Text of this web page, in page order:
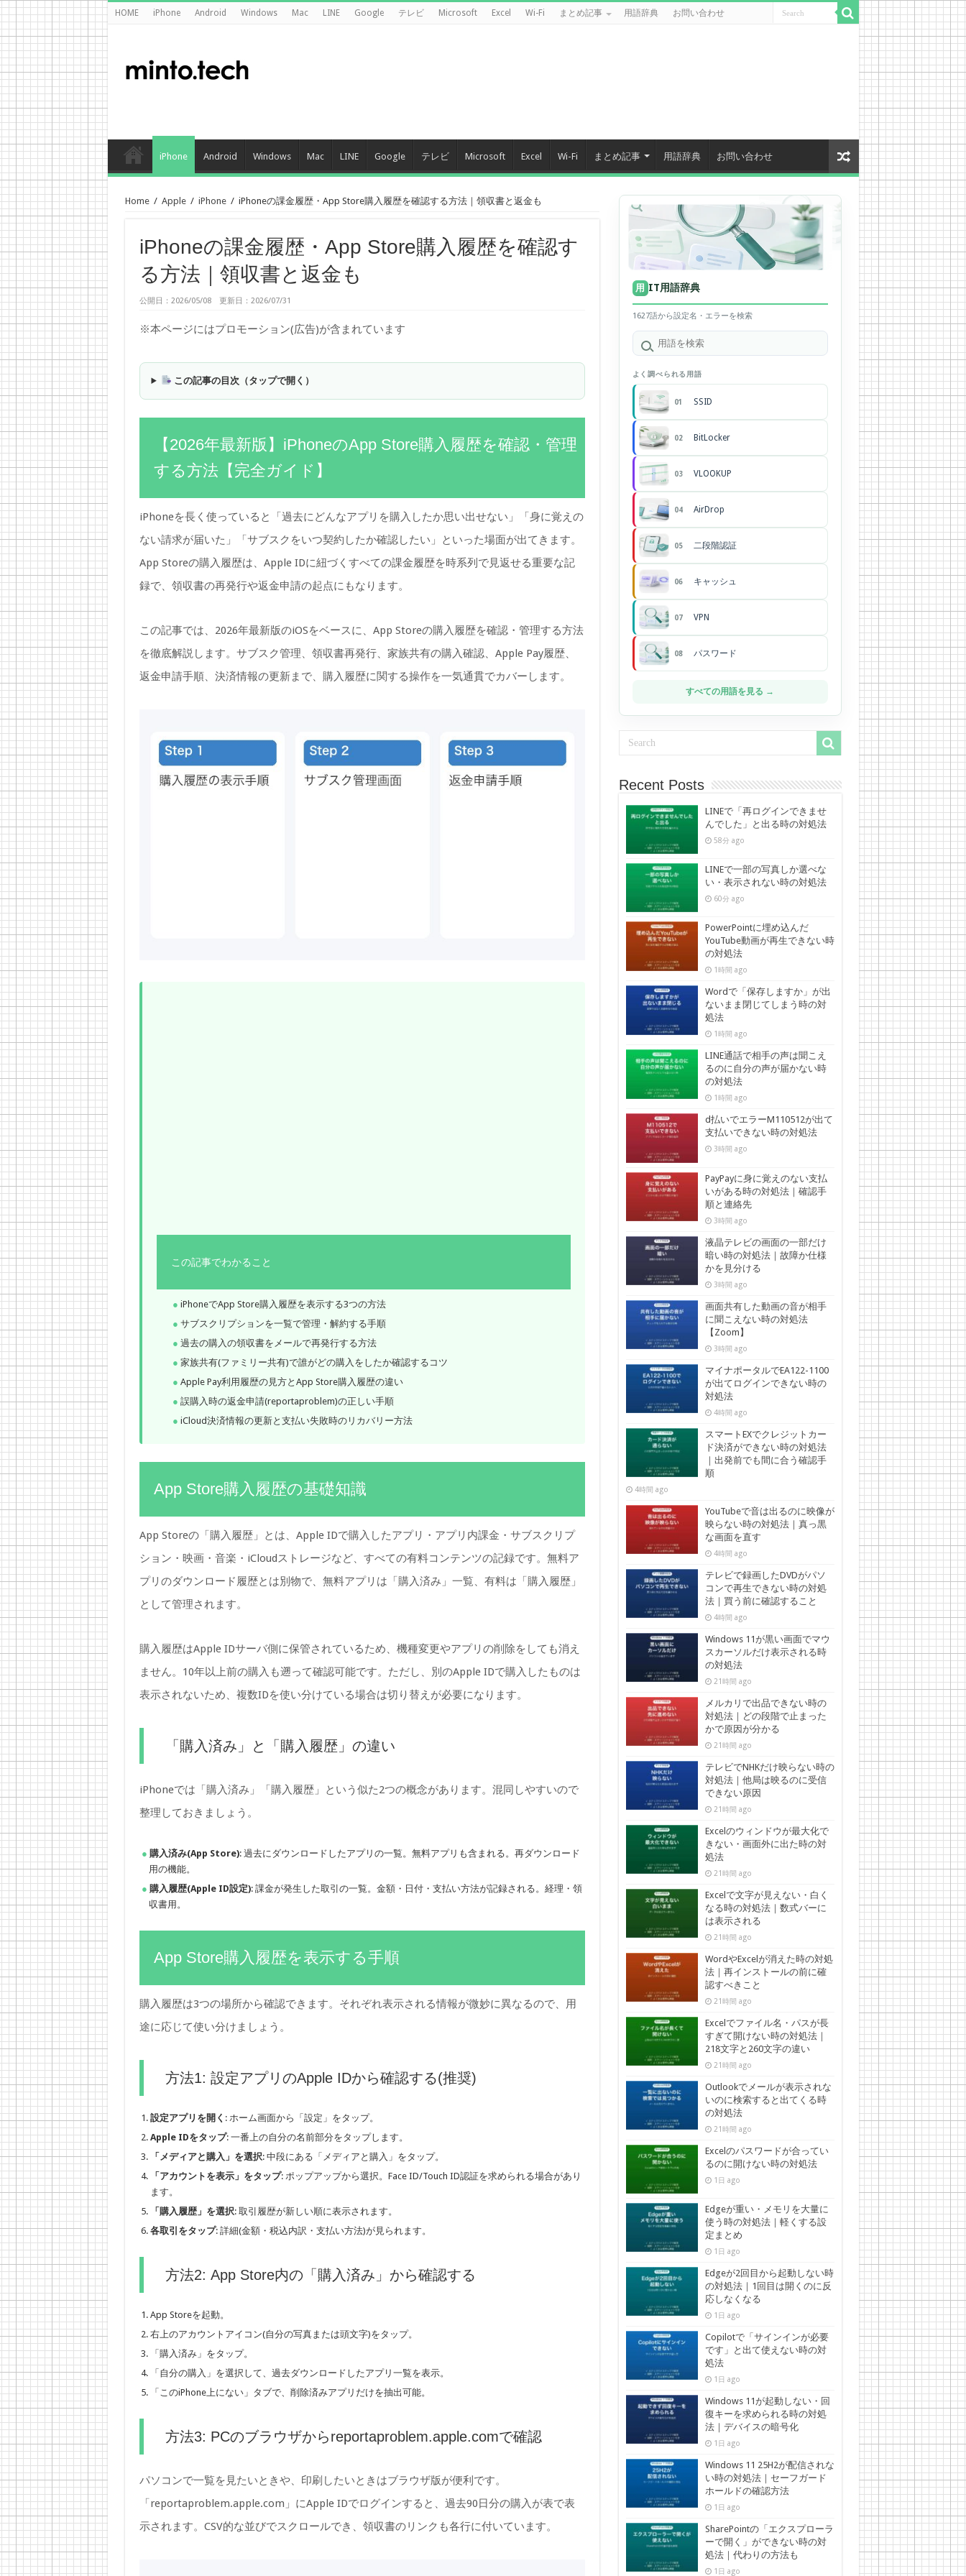
HOME iPhone Android Windows Mac LINE Google テレビ Microsoft Excel Wi-Fi まとめ記事 用語辞典 お問い合わせ
iPhone Android Windows Mac LINE Google テレビ Microsoft Excel Wi-Fi まとめ記事 用語辞典 お問い合わせ
Home / Apple / iPhone / iPhoneの課金履歴・App Store購入履歴を確認する方法｜領収書と返金も
iPhoneの課金履歴・App Store購入履歴を確認す
る方法｜領収書と返金も
公開日：2026/05/08 更新日：2026/07/31
※本ページにはプロモーション(広告)が含まれています
この記事の目次（タップで開く）
【2026年最新版】iPhoneのApp Store購入履歴を確認・管理
する方法【完全ガイド】
iPhoneを長く使っていると「過去にどんなアプリを購入したか思い出せない」「身に覚えの
ない請求が届いた」「サブスクをいつ契約したか確認したい」といった場面が出てきます。
App Storeの購入履歴は、Apple IDに紐づくすべての課金履歴を時系列で見返せる重要な記
録で、領収書の再発行や返金申請の起点にもなります。
この記事では、2026年最新版のiOSをベースに、App Storeの購入履歴を確認・管理する方法
を徹底解説します。サブスク管理、領収書再発行、家族共有の購入確認、Apple Pay履歴、
返金申請手順、決済情報の更新まで、購入履歴に関する操作を一気通貫でカバーします。
この記事でわかること
iPhoneでApp Store購入履歴を表示する3つの方法
サブスクリプションを一覧で管理・解約する手順
過去の購入の領収書をメールで再発行する方法
家族共有(ファミリー共有)で誰がどの購入をしたか確認するコツ
Apple Pay利用履歴の見方とApp Store購入履歴の違い
誤購入時の返金申請(reportaproblem)の正しい手順
iCloud決済情報の更新と支払い失敗時のリカバリー方法
App Store購入履歴の基礎知識
App Storeの「購入履歴」とは、Apple IDで購入したアプリ・アプリ内課金・サブスクリプ
ション・映画・音楽・iCloudストレージなど、すべての有料コンテンツの記録です。無料ア
プリのダウンロード履歴とは別物で、無料アプリは「購入済み」一覧、有料は「購入履歴」
として管理されます。
購入履歴はApple IDサーバ側に保管されているため、機種変更やアプリの削除をしても消え
ません。10年以上前の購入も遡って確認可能です。ただし、別のApple IDで購入したものは
表示されないため、複数IDを使い分けている場合は切り替えが必要になります。
「購入済み」と「購入履歴」の違い
iPhoneでは「購入済み」「購入履歴」という似た2つの概念があります。混同しやすいので
整理しておきましょう。
購入済み(App Store): 過去にダウンロードしたアプリの一覧。無料アプリも含まれる。再ダウンロード
用の機能。
購入履歴(Apple ID設定): 課金が発生した取引の一覧。金額・日付・支払い方法が記録される。経理・領
収書用。
App Store購入履歴を表示する手順
購入履歴は3つの場所から確認できます。それぞれ表示される情報が微妙に異なるので、用
途に応じて使い分けましょう。
方法1: 設定アプリのApple IDから確認する(推奨)
設定アプリを開く : ホーム画面から「設定」をタップ。
Apple IDをタップ: 一番上の自分の名前部分をタップします。
「メディアと購入」を選択: 中段にある「メディアと購入」をタップ。
「アカウントを表示」をタップ: ポップアップから選択。Face ID/Touch ID認証を求められる場合があり
ます。
「購入履歴」を選択: 取引履歴が新しい順に表示されます。
各取引をタップ: 詳細(金額・税込内訳・支払い方法)が見られます。
方法2: App Store内の「購入済み」から確認する
App Storeを起動。
右上のアカウントアイコン(自分の写真または頭文字)をタップ。
「購入済み」をタップ。
「自分の購入」を選択して、過去ダウンロードしたアプリ一覧を表示。
「このiPhone上にない」タブで、削除済みアプリだけを抽出可能。
方法3: PCのブラウザからreportaproblem.apple.comで確認
パソコンで一覧を見たいときや、印刷したいときはブラウザ版が便利です。
「reportaproblem.apple.com」にApple IDでログインすると、過去90日分の購入が表で表
示されます。CSV的な並びでスクロールでき、領収書のリンクも各行に付いています。
用 IT用語辞典
1627語から設定名・エラーを検索
よく調べられる用語
01 SSID
02 BitLocker
03 VLOOKUP
04 AirDrop
05 二段階認証
06 キャッシュ
07 VPN
08 パスワード
すべての用語を見る →
Recent Posts
LINEで「再ログインできませ
んでした」と出る時の対処法
58分 ago
LINEで一部の写真しか選べな
い・表示されない時の対処法
60分 ago
PowerPointに埋め込んだ
YouTube動画が再生できない時
の対処法
1時間 ago
Wordで「保存しますか」が出
ないまま閉じてしまう時の対
処法
1時間 ago
LINE通話で相手の声は聞こえ
るのに自分の声が届かない時
の対処法
1時間 ago
d払いでエラーM110512が出て
支払いできない時の対処法
3時間 ago
PayPayに身に覚えのない支払
いがある時の対処法｜確認手
順と連絡先
3時間 ago
液晶テレビの画面の一部だけ
暗い時の対処法｜故障か仕様
かを見分ける
3時間 ago
画面共有した動画の音が相手
に聞こえない時の対処法
【Zoom】
3時間 ago
マイナポータルでEA122-1100
が出てログインできない時の
対処法
4時間 ago
スマートEXでクレジットカー
ド決済ができない時の対処法
｜出発前でも間に合う確認手
順
4時間 ago
YouTubeで音は出るのに映像が
映らない時の対処法｜真っ黒
な画面を直す
4時間 ago
テレビで録画したDVDがパソ
コンで再生できない時の対処
法｜買う前に確認すること
4時間 ago
Windows 11が黒い画面でマウ
スカーソルだけ表示される時
の対処法
21時間 ago
メルカリで出品できない時の
対処法｜どの段階で止まった
かで原因が分かる
21時間 ago
テレビでNHKだけ映らない時の
対処法｜他局は映るのに受信
できない原因
21時間 ago
Excelのウィンドウが最大化で
きない・画面外に出た時の対
処法
21時間 ago
Excelで文字が見えない・白く
なる時の対処法｜数式バーに
は表示される
21時間 ago
WordやExcelが消えた時の対処
法｜再インストールの前に確
認すべきこと
21時間 ago
Excelでファイル名・パスが長
すぎて開けない時の対処法｜
218文字と260文字の違い
21時間 ago
Outlookでメールが表示されな
いのに検索すると出てくる時
の対処法
21時間 ago
Excelのパスワードが合ってい
るのに開けない時の対処法
1日 ago
Edgeが重い・メモリを大量に
使う時の対処法｜軽くする設
定まとめ
1日 ago
Edgeが2回目から起動しない時
の対処法｜1回目は開くのに反
応しなくなる
1日 ago
Copilotで「サインインが必要
です」と出て使えない時の対
処法
1日 ago
Windows 11が起動しない・回
復キーを求められる時の対処
法｜デバイスの暗号化
1日 ago
Windows 11 25H2が配信されな
い時の対処法｜セーフガード
ホールドの確認方法
1日 ago
SharePointの「エクスプローラ
ーで開く」ができない時の対
処法｜代わりの方法も
1日 ago